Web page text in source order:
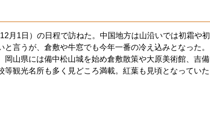
月1日）の日程で訪ねた。中国地方は山沿いでは初霜や初
言うが、倉敷や牛窓でも今年一番の冷え込みとなった。
山県には備中松山城を始め倉敷散策や大原美術館、吉備
観光名所も多く見どころ満載。紅葉も見頃となっていた